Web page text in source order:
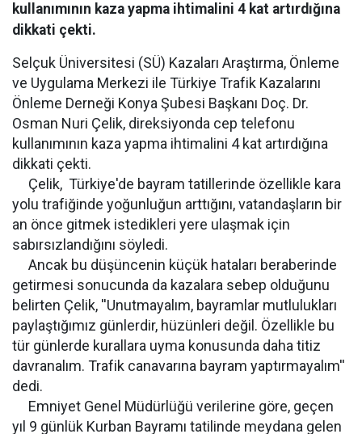
kullanımının kaza yapma ihtimalini 4 kat artırdığına
dikkati çekti.
Selçuk Üniversitesi (SÜ) Kazaları Araştırma, Önleme
ve Uygulama Merkezi ile Türkiye Trafik Kazalarını
Önleme Derneği Konya Şubesi Başkanı Doç. Dr.
Osman Nuri Çelik, direksiyonda cep telefonu
kullanımının kaza yapma ihtimalini 4 kat artırdığına
dikkati çekti.
Çelik, Türkiye'de bayram tatillerinde özellikle kara
yolu trafiğinde yoğunluğun arttığını, vatandaşların bir
an önce gitmek istedikleri yere ulaşmak için
sabırsızlandığını söyledi.
Ancak bu düşüncenin küçük hataları beraberinde
getirmesi sonucunda da kazalara sebep olduğunu
belirten Çelik, ''Unutmayalım, bayramlar mutlulukları
paylaştığımız günlerdir, hüzünleri değil. Özellikle bu
tür günlerde kurallara uyma konusunda daha titiz
davranalım. Trafik canavarına bayram yaptırmayalım''
dedi.
Emniyet Genel Müdürlüğü verilerine göre, geçen
yıl 9 günlük Kurban Bayramı tatilinde meydana gelen